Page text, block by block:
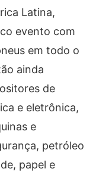
Latina,
evento com
em todo o
ainda
de
e eletrônica,
e
petróleo
papel e